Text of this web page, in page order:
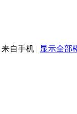
来自手机 | 显示全部